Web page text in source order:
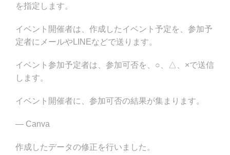
を指定します。
イベント開催者は、作成したイベント予定を、参加予
定者にメールやLINEなどで送ります。
イベント参加予定者は、参加可否を、○、△、×で送信
します。
イベント開催者に、参加可否の結果が集まります。
— Canva
作成したデータの修正を行いました。